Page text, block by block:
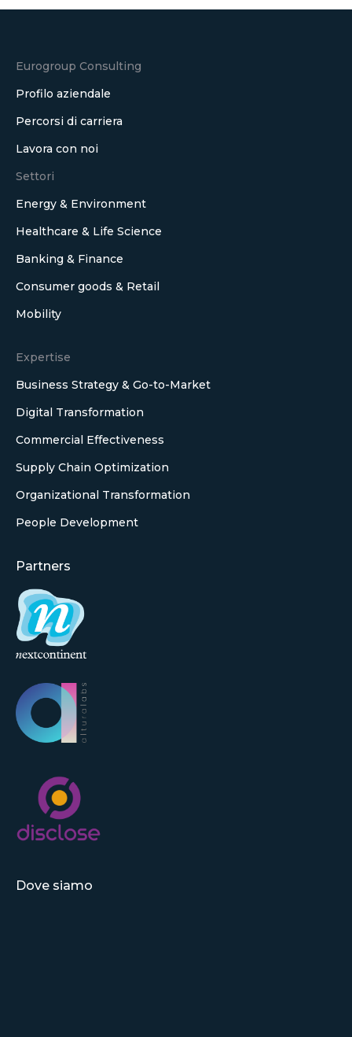
Eurogroup Consulting
Profilo aziendale
Percorsi di carriera
Lavora con noi
Settori
Energy & Environment
Healthcare & Life Science
Banking & Finance
Consumer goods & Retail
Mobility
Expertise
Business Strategy & Go-to-Market
Digital Transformation
Commercial Effectiveness
Supply Chain Optimization
Organizational Transformation
People Development
Partners
Dove siamo